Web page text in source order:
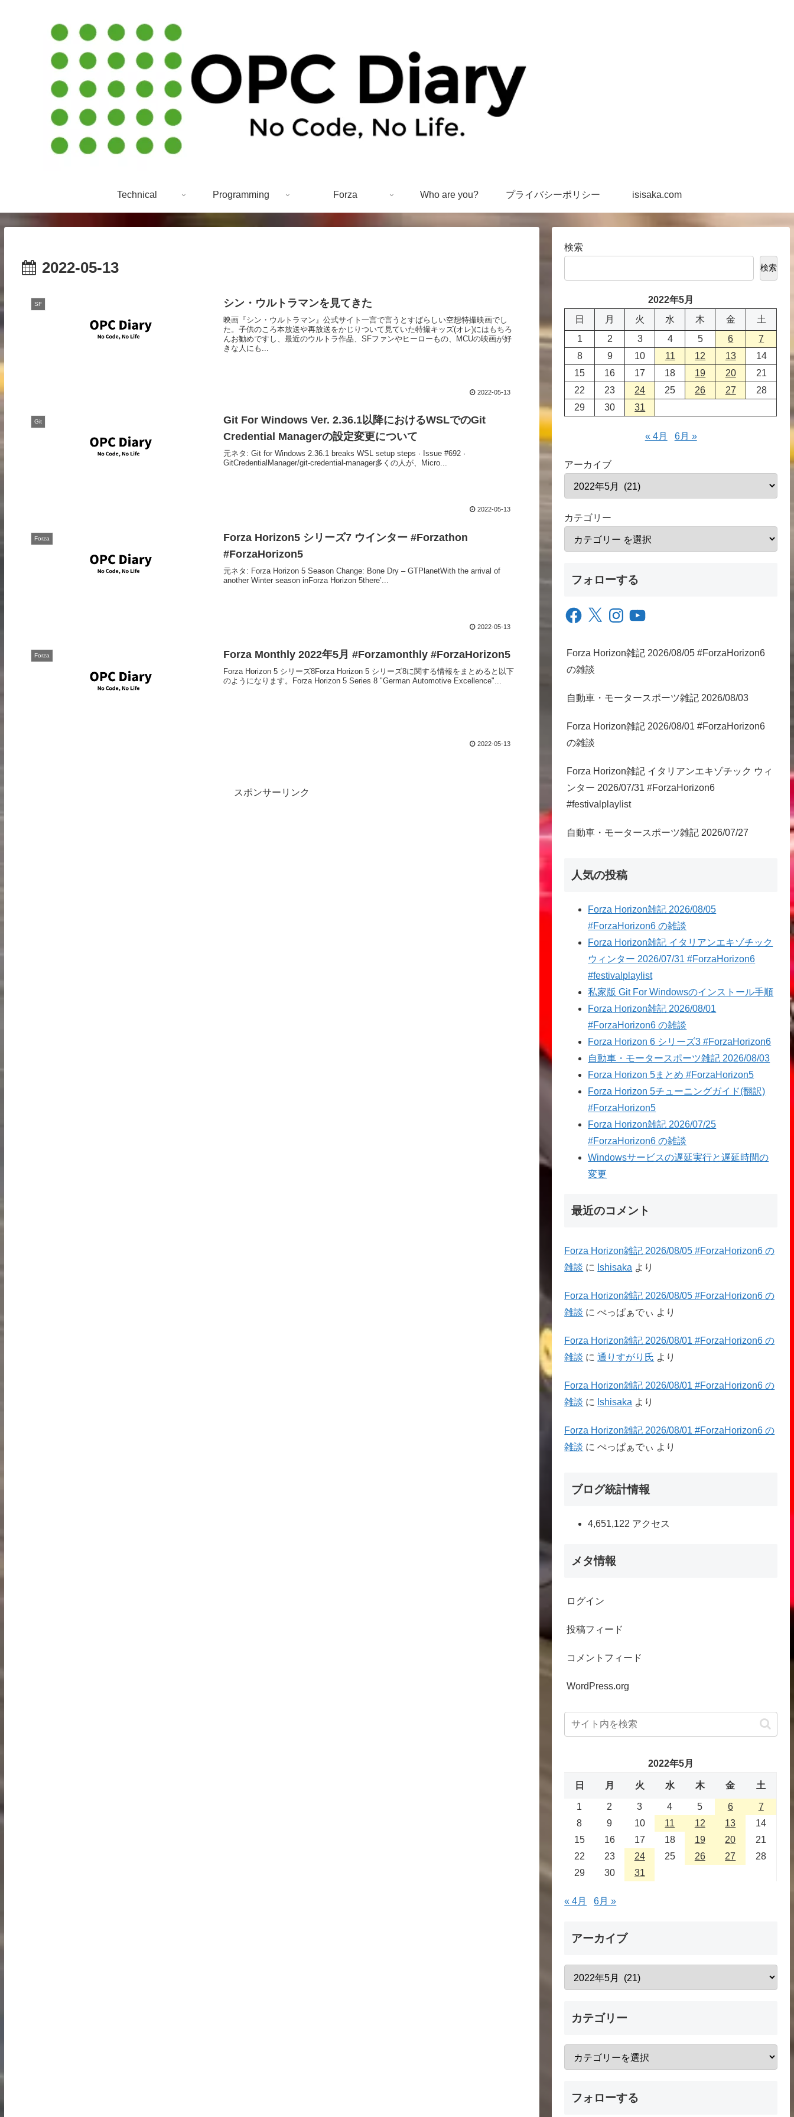
Technical Programming Forza Who are you? プライバシーポリシー isisaka.com
2022-05-13
SF シン・ウルトラマンを見てきた
映画『シン・ウルトラマン』公式サイト一言で言うとすばらしい空想特撮映画でし
た。子供のころ本放送や再放送をかじりついて見ていた特撮キッズ(オレ)にはもちろ
んお勧めですし、最近のウルトラ作品、SFファンやヒーローもの、MCUの映画が好
きな人にも...
2022-05-13
Git
Git For Windows Ver. 2.36.1以降におけるWSLでのGit
Credential Managerの設定変更について
元ネタ: Git for Windows 2.36.1 breaks WSL setup steps · Issue #692 ·
GitCredentialManager/git-credential-manager多くの人が、Micro...
2022-05-13
Forza
Forza Horizon5 シリーズ7 ウインター #Forzathon
#ForzaHorizon5
元ネタ: Forza Horizon 5 Season Change: Bone Dry – GTPlanetWith the arrival of
another Winter season inForza Horizon 5there’...
2022-05-13
Forza Forza Monthly 2022年5月 #Forzamonthly #ForzaHorizon5
Forza Horizon 5 シリーズ8Forza Horizon 5 シリーズ8に関する情報をまとめると以下
のようになります。Forza Horizon 5 Series 8 "German Automotive Excellence"...
2022-05-13
スポンサーリンク
検索
検索
2022年5月
日
月 火 水 木 金
土
1
2 3 4 5 6
7
8
9 10 11 12 13
14
15
16 17 18 19 20
21
22
23 24 25 26 27
28
29
30 31
« 4月 6月 »
アーカイブ
カテゴリー
フォローする
Facebook
X InstagramYouTube
Forza Horizon雑記 2026/08/05 #ForzaHorizon6
の雑談
自動車・モータースポーツ雑記 2026/08/03
Forza Horizon雑記 2026/08/01 #ForzaHorizon6
の雑談
Forza Horizon雑記 イタリアンエキゾチック ウィ
ンター 2026/07/31 #ForzaHorizon6
#festivalplaylist
自動車・モータースポーツ雑記 2026/07/27
人気の投稿
Forza Horizon雑記 2026/08/05
#ForzaHorizon6 の雑談
Forza Horizon雑記 イタリアンエキゾチック
ウィンター 2026/07/31 #ForzaHorizon6
#festivalplaylist
私家版 Git For Windowsのインストール手順
Forza Horizon雑記 2026/08/01
#ForzaHorizon6 の雑談
Forza Horizon 6 シリーズ3 #ForzaHorizon6
自動車・モータースポーツ雑記 2026/08/03
Forza Horizon 5まとめ #ForzaHorizon5
Forza Horizon 5チューニングガイド(翻訳)
#ForzaHorizon5
Forza Horizon雑記 2026/07/25
#ForzaHorizon6 の雑談
Windowsサービスの遅延実行と遅延時間の
変更
最近のコメント
Forza Horizon雑記 2026/08/05 #ForzaHorizon6 の
雑談 に Ishisaka より
Forza Horizon雑記 2026/08/05 #ForzaHorizon6 の
雑談 にぺっぱぁでぃ より
Forza Horizon雑記 2026/08/01 #ForzaHorizon6 の
雑談 に通りすがり氏 より
Forza Horizon雑記 2026/08/01 #ForzaHorizon6 の
雑談 に Ishisaka より
Forza Horizon雑記 2026/08/01 #ForzaHorizon6 の
雑談 にぺっぱぁでぃ より
ブログ統計情報
4,651,122 アクセス
メタ情報
ログイン
投稿フィード
コメントフィード
WordPress.org
2022年5月
日 月 火 水 木 金 土
1 2 3 4 5 6
7
8
9 10 11 12 13
14
15
16 17 18 19 20
21
22
23 24 25 26 27
28
29
30 31
« 4月 6月 »
アーカイブ
カテゴリー
フォローする